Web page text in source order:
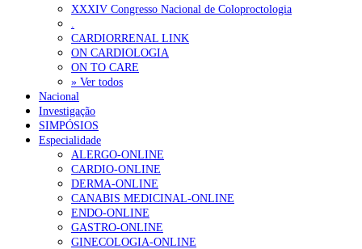
XXXIV Congresso Nacional de Coloproctologia
CARDIORRENAL LINK
ON CARDIOLOGIA
ON TO CARE
» Ver todos
Nacional
Investigação
SIMPÓSIOS
Especialidade
ALERGO-ONLINE
CARDIO-ONLINE
DERMA-ONLINE
CANABIS MEDICINAL-ONLINE
ENDO-ONLINE
GASTRO-ONLINE
GINECOLOGIA-ONLINE